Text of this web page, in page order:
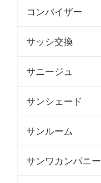
コンバイザー
サッシ交換
サニージュ
サンシェード
サンルーム
サンワカンパニー